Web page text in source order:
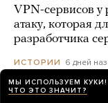
VPN-сервисов
атаку, которая
разработчика
ИСТОРИИ 6 дней
МЫ ИСПОЛЬЗУЕМ КУКИ!
ЧТО ЭТО ЗНАЧИТ?